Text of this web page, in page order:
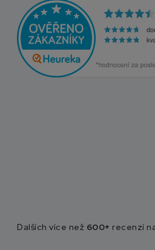
Dalších více než 600+ recenzí